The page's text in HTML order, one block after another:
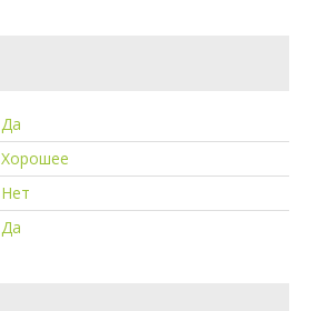
Да
Хорошее
Нет
Да